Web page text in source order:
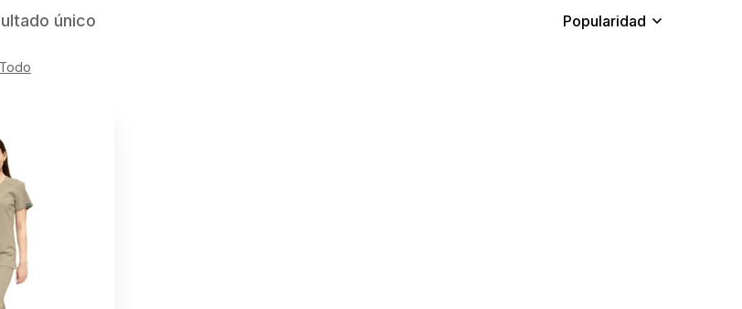
único Popularidad